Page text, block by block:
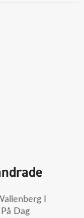
I
Dag